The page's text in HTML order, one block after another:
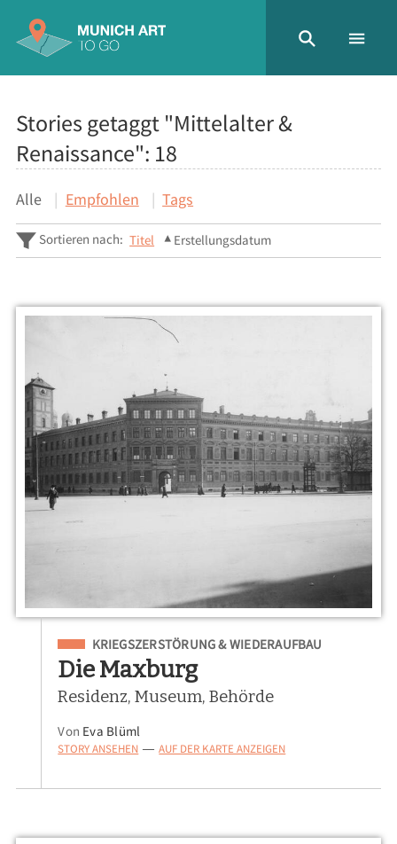
Stories getaggt "Mittelalter &
Renaissance": 18
Alle Empfohlen Tags
Sortieren nach: Titel Erstellungsdatum
Eingeordnet unter
KRIEGSZERSTÖRUNG & WIEDERAUFBAU
Die Maxburg
Residenz, Museum, Behörde
Von Eva Blüml
STORY ANSEHEN — AUF DER KARTE ANZEIGEN